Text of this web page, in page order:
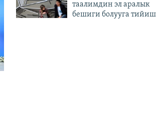
таалимдин эл аралык
бешиги болууга тийиш